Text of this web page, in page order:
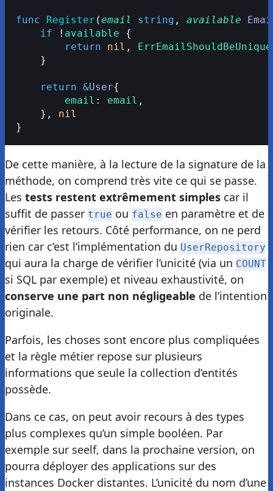
func Register (email string , available
    if
! available {
        return
nil ,
ErrEmailShouldBeUnique
    }
    return
&User{
        email
: email ,
    },
nil
}
De cette manière, à la lecture de la signature de la
méthode, on comprend très vite ce qui se passe.
Les tests restent extrêmement simples car il
suffit de passer true ou false en paramètre et de
vérifier les retours. Côté performance, on ne perd
rien car c’est l’implémentation du UserRepository
qui aura la charge de vérifier l’unicité (via un COUNT
si SQL par exemple) et niveau exhaustivité, on
conserve une part non négligeable de l’intention
originale.
Parfois, les choses sont encore plus compliquées
et la règle métier repose sur plusieurs
informations que seule la collection d’entités
possède.
Dans ce cas, on peut avoir recours à des types
plus complexes qu’un simple booléen. Par
exemple sur seelf, dans la prochaine version, on
pourra déployer des applications sur des
instances Docker distantes. L’unicité du nom d’une